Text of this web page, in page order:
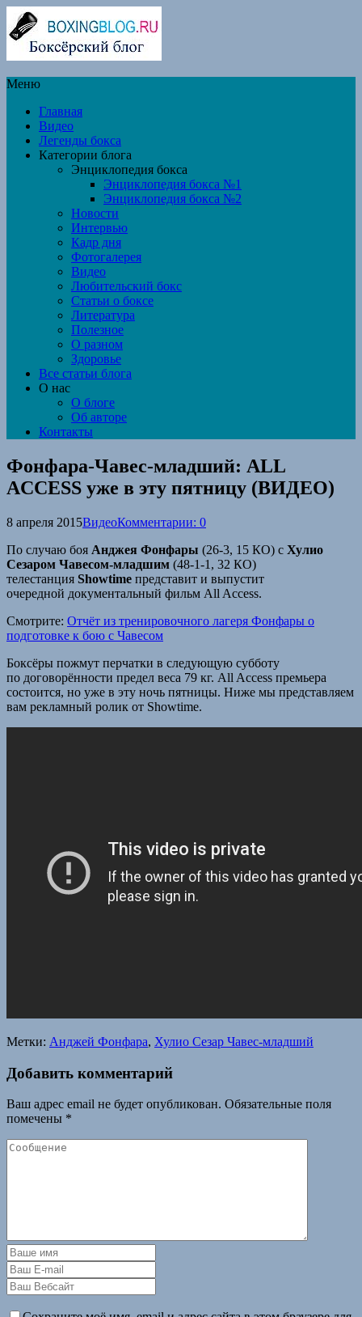
Меню
Главная
Видео
Легенды бокса
Категории блога
Энциклопедия бокса
Энциклопедия бокса №1
Энциклопедия бокса №2
Новости
Интервью
Кадр дня
Фотогалерея
Видео
Любительский бокс
Статьи о боксе
Литература
Полезное
О разном
Здоровье
Все статьи блога
О нас
О блоге
Об авторе
Контакты
Фонфара-Чавес-младший: ALL
ACCESS уже в эту пятницу (ВИДЕО)
8 апреля 2015ВидеоКомментарии: 0
По случаю боя Анджея Фонфары (26-3, 15 КО) с Хулио
Сезаром Чавесом-младшим (48-1-1, 32 КО)
телестанция Showtime представит и выпустит
очередной документальный фильм All Access.
Смотрите: Отчёт из тренировочного лагеря Фонфары о
подготовке к бою с Чавесом
Боксёры пожмут перчатки в следующую субботу
по договорённости предел веса 79 кг. All Access премьера
состоится, но уже в эту ночь пятницы. Ниже мы представляем
вам рекламный ролик от Showtime.
Метки: Анджей Фонфара, Хулио Сезар Чавес-младший
Добавить комментарий
Ваш адрес email не будет опубликован. Обязательные поля
помечены *